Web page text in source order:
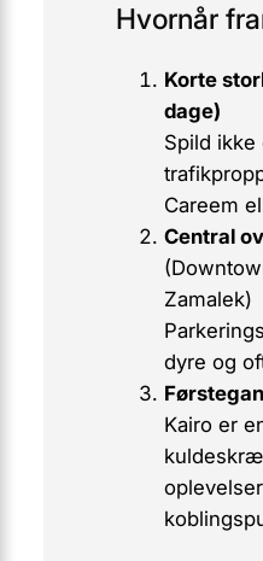
Hvornår
Korte
dage)
Spild ikke
Careem
Central
Zamalek)
dyre og
Kairo er